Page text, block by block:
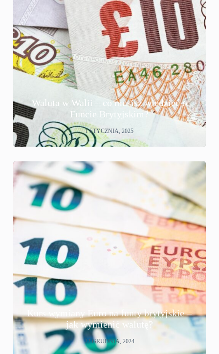
Waluta w Walii – co musisz wiedzieć o
Funcie Brytyjskim?
1 STYCZNIA, 2025
Kurs wymiany Euro na funty brytyjskie –
jak wymienić walutę?
22 GRUDNIA, 2024